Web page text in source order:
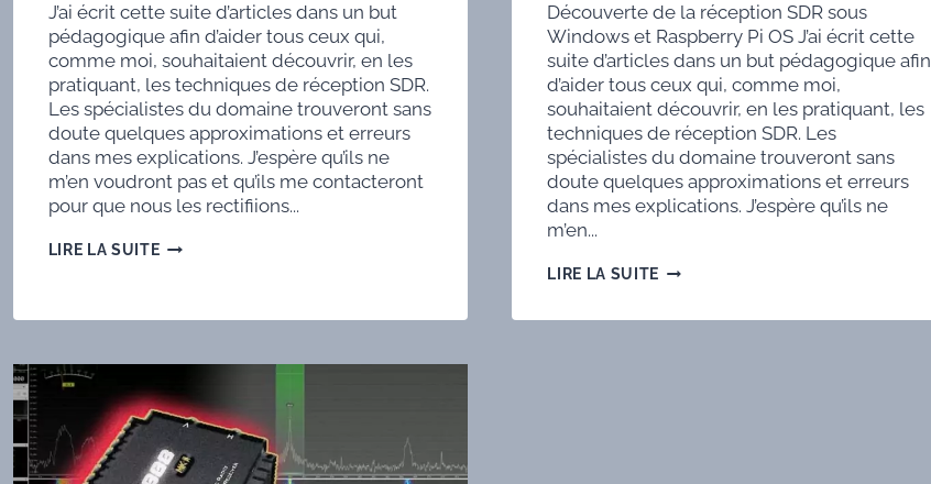
J’ai écrit cette suite d’articles dans un but
pédagogique afin d’aider tous ceux qui,
comme moi, souhaitaient découvrir, en les
pratiquant, les techniques de réception SDR.
Les spécialistes du domaine trouveront sans
doute quelques approximations et erreurs
dans mes explications. J’espère qu’ils ne
m’en voudront pas et qu’ils me contacteront
pour que nous les rectifiions...
LIRE LA SUITETECHNIQUE
Découverte de la réception SDR sous
Windows et Raspberry Pi OS J’ai écrit cette
suite d’articles dans un but pédagogique afin
d’aider tous ceux qui, comme moi,
souhaitaient découvrir, en les pratiquant, les
techniques de réception SDR. Les
spécialistes du domaine trouveront sans
doute quelques approximations et erreurs
dans mes explications. J’espère qu’ils ne
m’en...
LIRE LA SUITE TECHNIQUE